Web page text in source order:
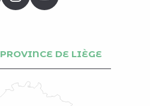
PROVINCE DE LIÈGE